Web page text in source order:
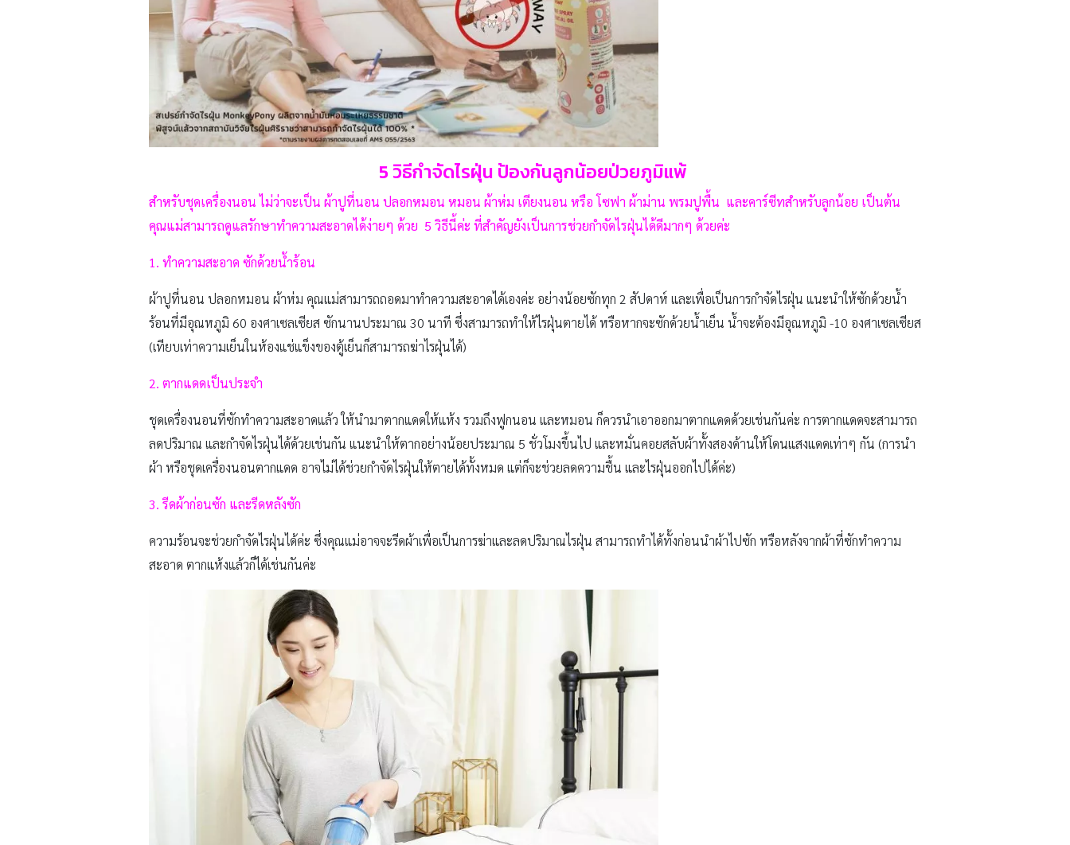
5 วิธีกำจัดไรฝุ่น ป้องกันลูกน้อยป่วยภูมิแพ้
สำหรับชุดเครื่องนอน ไม่ว่าจะเป็น ผ้าปูที่นอน ปลอกหมอน หมอน ผ้าห่ม เตียงนอน หรือ โซฟา ผ้าม่าน พรมปูพื้น และคาร์ซีทสำหรับลูกน้อย เป็นต้น
คุณแม่สามารถดูแลรักษาทำความสะอาดได้ง่ายๆ ด้วย 5 วิธีนี้ค่ะ ที่สำคัญยังเป็นการช่วยกำจัดไรฝุ่นได้ดีมากๆ ด้วยค่ะ
1. ทำความสะอาด ซักด้วยน้ำร้อน
ผ้าปูที่นอน ปลอกหมอน ผ้าห่ม คุณแม่สามารถถอดมาทำความสะอาดได้เองค่ะ อย่างน้อยซักทุก 2 สัปดาห์ และเพื่อเป็นการกำจัดไรฝุ่น แนะนำให้ซักด้วยน้ำ
ร้อนที่มีอุณหภูมิ 60 องศาเซลเซียส ซักนานประมาณ 30 นาที ซึ่งสามารถทำให้ไรฝุ่นตายได้ หรือหากจะซักด้วยน้ำเย็น น้ำจะต้องมีอุณหภูมิ -10 องศาเซลเซียส
(เทียบเท่าความเย็นในห้องแช่แข็งของตู้เย็นก็สามารถฆ่าไรฝุ่นได้)
2. ตากแดดเป็นประจำ
ชุดเครื่องนอนที่ซักทำความสะอาดแล้ว ให้นำมาตากแดดให้แห้ง รวมถึงฟูกนอน และหมอน ก็ควรนำเอาออกมาตากแดดด้วยเช่นกันค่ะ การตากแดดจะสามารถ
ลดปริมาณ และกำจัดไรฝุ่นได้ด้วยเช่นกัน แนะนำให้ตากอย่างน้อยประมาณ 5 ชั่วโมงขึ้นไป และหมั่นคอยสลับผ้าทั้งสองด้านให้โดนแสงแดดเท่าๆ กัน (การนำ
ผ้า หรือชุดเครื่องนอนตากแดด อาจไม่ได้ช่วยกำจัดไรฝุ่นให้ตายได้ทั้งหมด แต่ก็จะช่วยลดความชื้น และไรฝุ่นออกไปได้ค่ะ)
3. รีดผ้าก่อนซัก และรีดหลังซัก
ความร้อนจะช่วยกำจัดไรฝุ่นได้ค่ะ ซึ่งคุณแม่อาจจะรีดผ้าเพื่อเป็นการฆ่าและลดปริมาณไรฝุ่น สามารถทำได้ทั้งก่อนนำผ้าไปซัก หรือหลังจากผ้าที่ซักทำความ
สะอาด ตากแห้งแล้วก็ได้เช่นกันค่ะ